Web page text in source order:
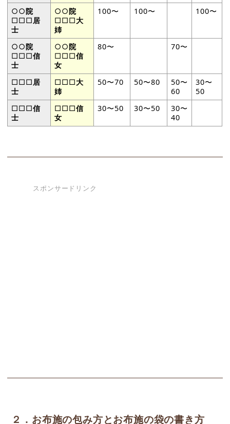
○○院
□□□居
士
○○院
□□□大
姉
100〜 100〜 100〜
○○院
□□□信
士
○○院
□□□信
女
80〜 70〜
□□□居
士
□□□大
姉
50〜70 50〜80
50〜
60
30〜
50
□□□信
士
□□□信
女
30〜50 30〜50
30〜
40
スポンサードリンク
２．お布施の包み方とお布施の袋の書き方